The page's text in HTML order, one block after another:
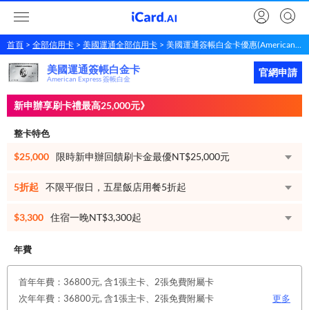
首頁 全部信用卡 美國運通全部信用卡 美國運通簽帳白金卡優惠(American Express 簽帳白金)
美國運通簽帳白金卡 立即申請
美國運通簽帳白金卡
American Express 簽帳白金
官網申請
新申辦享刷卡禮最高25,000元》
整卡特色
$25,000 限時新申辦回饋刷卡金最優NT$25,000元
5折起 不限平假日，五星飯店用餐5折起
$3,300 住宿一晚NT$3,300起
年費
首年年費：36800元, 含1張主卡、2張免費附屬卡
次年年費：36800元, 含1張主卡、2張免費附屬卡
更多